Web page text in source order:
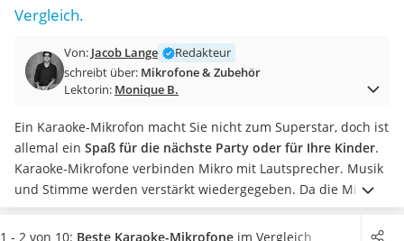
Monitor
Laser-Multifunktionsdrucker
Powerline-Adapter
Gaming-PC
Soundbar
17-Zoll-Laptop
Satellitenschüssel
Gaming-Headset
Schnurloses Telefon
Vergleich.
Von: Jacob Lange
Redakteur
schreibt über: Mikrofone & Zubehör
Lektorin: Monique B.
Ein Karaoke-Mikrofon macht Sie nicht zum Superstar, doch ist
allemal ein Spaß für die nächste Party oder für Ihre Kinder.
Karaoke-Mikrofone verbinden Mikro mit Lautsprecher. Musik
und Stimme werden verstärkt wiedergegeben. Da die Mikros
batteriebetrieben sind, können Sie sich dabei sogar frei
bewegen. Wie Online-Tests zeigen, unterscheiden sich
1 - 2 von 10: Beste Karaoke-Mikrofone im Vergleich